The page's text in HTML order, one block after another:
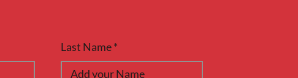
Last Name